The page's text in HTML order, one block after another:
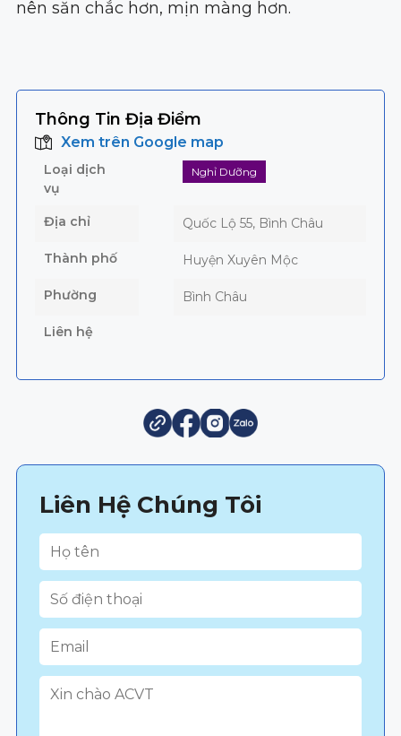
nên săn chắc hơn, mịn màng hơn.
Thông Tin Địa Điểm
Xem trên Google map
Loại dịch
vụ
Nghỉ Dưỡng
Địa chỉ Quốc Lộ 55, Bình Châu
Thành phố Huyện Xuyên Mộc
Phường Bình Châu
Liên hệ
Liên Hệ Chúng Tôi